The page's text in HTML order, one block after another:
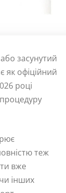
засунутий
як офіційний
році
теж
вже
інших